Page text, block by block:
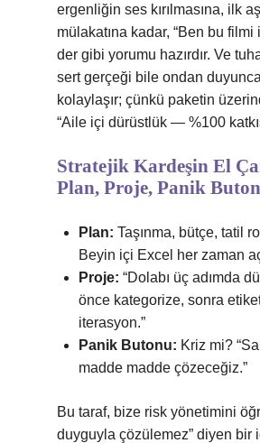
ergenliğin ses kırılmasına, ilk
mülakatına kadar, “Ben bu filmi
der gibi yorumu hazırdır. Ve
sert gerçeği bile ondan
kolaylaşır; çünkü paketin
“Aile içi dürüstlük — %100
Stratejik Kardeşin El
Plan, Proje, Panik
Plan: Taşınma, bütçe, tatil
Beyin içi Excel her zaman
Proje: “Dolabı üç adımda
önce kategorize, sonra
iterasyon.”
Panik Butonu: Kriz mi?
madde madde çözeceğiz.”
Bu taraf, bize risk yönetimini
duyguyla çözülemez” diyen bir